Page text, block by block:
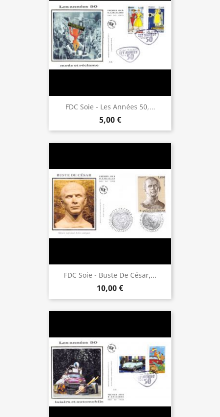
FDC Soie - Les Années 50,...
5,00 €
FDC Soie - Buste De César,...
10,00 €